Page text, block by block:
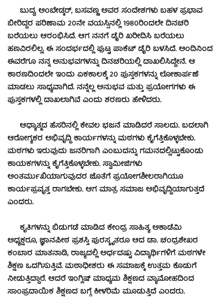
ಬುದ್ಧ, ಅಂಬೇಡ್ಕರ್, ಬಸವಣ್ಣ ಅವರ ಸಂದೇಶಗಳು ಬಹಳ ಪ್ರಭಾವ
ಬೀರಿದ್ದರ ಪರಿಣಾಮ 20ನೇ ವಯಸ್ಸಿನಲ್ಲಿ 1980ರಿಂದಲೇ ದಿನಚರಿ
ಬರೆಯಲು ಆರಂಭಿಸಿದೆ. ಆಗ ನನಗೆ ಡೈರಿ ಖರೀದಿಸಿ ಬರೆಯಲು
ಹಣವಿರಲಿಲ್ಲ. ಈ ಸಂದರ್ಭದಲ್ಲಿ ಪುಟ್ಟ ಪಾಕೆಟ್ ಡೈರಿ ಬಳಸಿದೆ. ಅಂದಿನಿಂದ
ಈವರೆಗೂ ನನ್ನ ಅನುಭವಗಳನ್ನು ದಿನಚರಿಯಲ್ಲಿ ದಾಖಲಿಸಿದ್ದೇನೆ. ಆ
ಕಾರಣದಿಂದಲೇ ಇಂದು ಏಕಕಾಲಕ್ಕೆ 20 ಪುಸ್ತಕಗಳನ್ನು ಲೋಕಾರ್ಪಣೆ
ಮಾಡಲು ಸಾಧ್ಯವಾಗಿದೆ. ನನ್ನೆಲ್ಲ ಅನುಭವ ಮತ್ತು ಪ್ರಯೋಗಗಳು ಈ
ಪುಸ್ತಕಗಳಲ್ಲಿ ದಾಖಲಾಗಿವೆ ಎಂದು ಶರಣರು ಹೇಳಿದರು.
ಆಧ್ಯಾತ್ಮದ ಹೆಸರಿನಲ್ಲಿ ಕೇವಲ ಭಜನೆ ಮಾಡಿದರೆ ಸಾಲದು. ಬದಲಾಗಿ
ಆರೋಗ್ಯಕರ ಅಭಿವೃದ್ಧಿ ಕಾರ್ಯಗಳನ್ನು ಮಠಗಳು ಕೈಗೆತ್ತಿಕೊಳ್ಳಬೇಕು.
ಮಠಗಳು ಇರುವುದು ಜನರಿಗಾಗಿ ಎಂಬುದನ್ನು ಗಮನದಲ್ಲಿಟ್ಟುಕೊಂಡು
ಕಾಯಕಗಳನ್ನು ಕೈಗೆತ್ತಿಕೊಳ್ಳಬೇಕು. ಸ್ವಾಮೀಜಿಗಳು
ಅಂತರ್ಮುಖಿಯಾಗುವುದರ ಜೊತೆಗೆ ಪ್ರಯೋಗಶೀಲರಾಗಿಯೂ
ಕಾರ್ಯಪ್ರವೃತ್ತ ರಾಗಬೇಕು. ಆಗ ಮಾತ್ರ ಸಮಾಜ ಅಭಿವೃದ್ಧಿಯಾಗುತ್ತದೆ
ಎಂದರು.
ಕೃತಿಗಳನ್ನು ಬಿಡುಗಡೆ ಮಾಡಿದ ಕೇಂದ್ರ ಸಾಹಿತ್ಯ ಅಕಾಡೆಮಿ
ಅಧ್ಯಕ್ಷರೂ, ಜ್ಞಾನಪೀಠ ಪ್ರಶಸ್ತಿ ಪುರಸ್ಕೃತರೂ ಆದ ಡಾ. ಚಂದ್ರಶೇಖರ
ಕಂಬಾರ ಮಾತನಾಡಿ, ರಾಜ್ಯದಲ್ಲಿ ಅರ್ಧದಷ್ಟು ವಿದ್ಯಾರ್ಥಿಗಳಿಗೆ ಮಠಗಳೇ
ಶಿಕ್ಷಣ ಒದಗಿಸುತ್ತಿವೆ. ಮಠಾಧೀಶರು ಈ ಸಮಾಜಕ್ಕೆ ಉತ್ತಮ ಕೊಡುಗೆ
ನೀಡುತ್ತಿದ್ದಾರೆ. ಆದರೆ ಇಂಗ್ಲಿಷ್ ಮಾಧ್ಯಮ ಶಿಕ್ಷಣದ ವ್ಯಾಮೋಹದಿಂದ
ಸಾಂಪ್ರದಾಯಿಕ ಶಿಕ್ಷಣದ ಬಗ್ಗೆ ಕೀಳರಿಮೆ ಮೂಡುತ್ತಿದೆ ಎಂದರು.